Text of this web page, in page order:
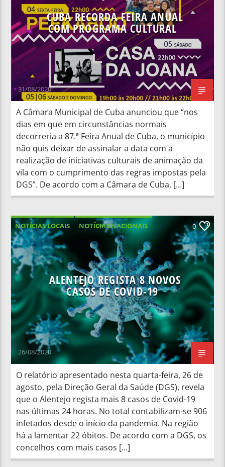
CUBA RECORDA FEIRA ANUAL
COM PROGRAMA CULTURAL
31/08/2020
A Câmara Municipal de Cuba anunciou que “nos
dias em que em circunstâncias normais
decorreria a 87.ª Feira Anual de Cuba, o município
não quis deixar de assinalar a data com a
realização de iniciativas culturais de animação da
vila com o cumprimento das regras impostas pela
DGS”. De acordo com a Câmara de Cuba, […]
NOTÍCIAS LOCAIS NOTÍCIAS NACIONAIS 0
ALENTEJO REGISTA 8 NOVOS
CASOS DE COVID-19
26/08/2020
O relatório apresentado nesta quarta-feira, 26 de
agosto, pela Direção Geral da Saúde (DGS), revela
que o Alentejo regista mais 8 casos de Covid-19
nas últimas 24 horas. No total contabilizam-se 906
infetados desde o início da pandemia. Na região
há a lamentar 22 óbitos. De acordo com a DGS, os
concelhos com mais casos […]